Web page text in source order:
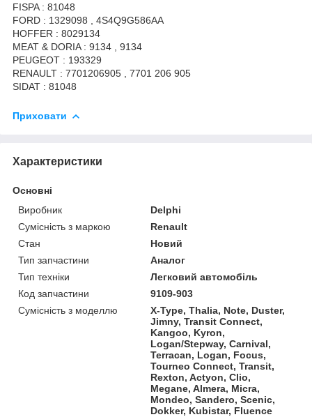
FISPA : 81048
FORD : 1329098 , 4S4Q9G586AA
HOFFER : 8029134
MEAT & DORIA : 9134 , 9134
PEUGEOT : 193329
RENAULT : 7701206905 , 7701 206 905
SIDAT : 81048
Приховати
Характеристики
Основні
Виробник
Delphi
Сумісність з маркою
Renault
Стан
Новий
Тип запчастини
Аналог
Тип техніки
Легковий автомобіль
Код запчастини
9109-903
Сумісність з моделлю
X-Type, Thalia, Note, Duster,
Jimny, Transit Connect,
Kangoo, Kyron,
Logan/Stepway, Carnival,
Terracan, Logan, Focus,
Tourneo Connect, Transit,
Rexton, Actyon, Clio,
Megane, Almera, Micra,
Mondeo, Sandero, Scenic,
Dokker, Kubistar, Fluence